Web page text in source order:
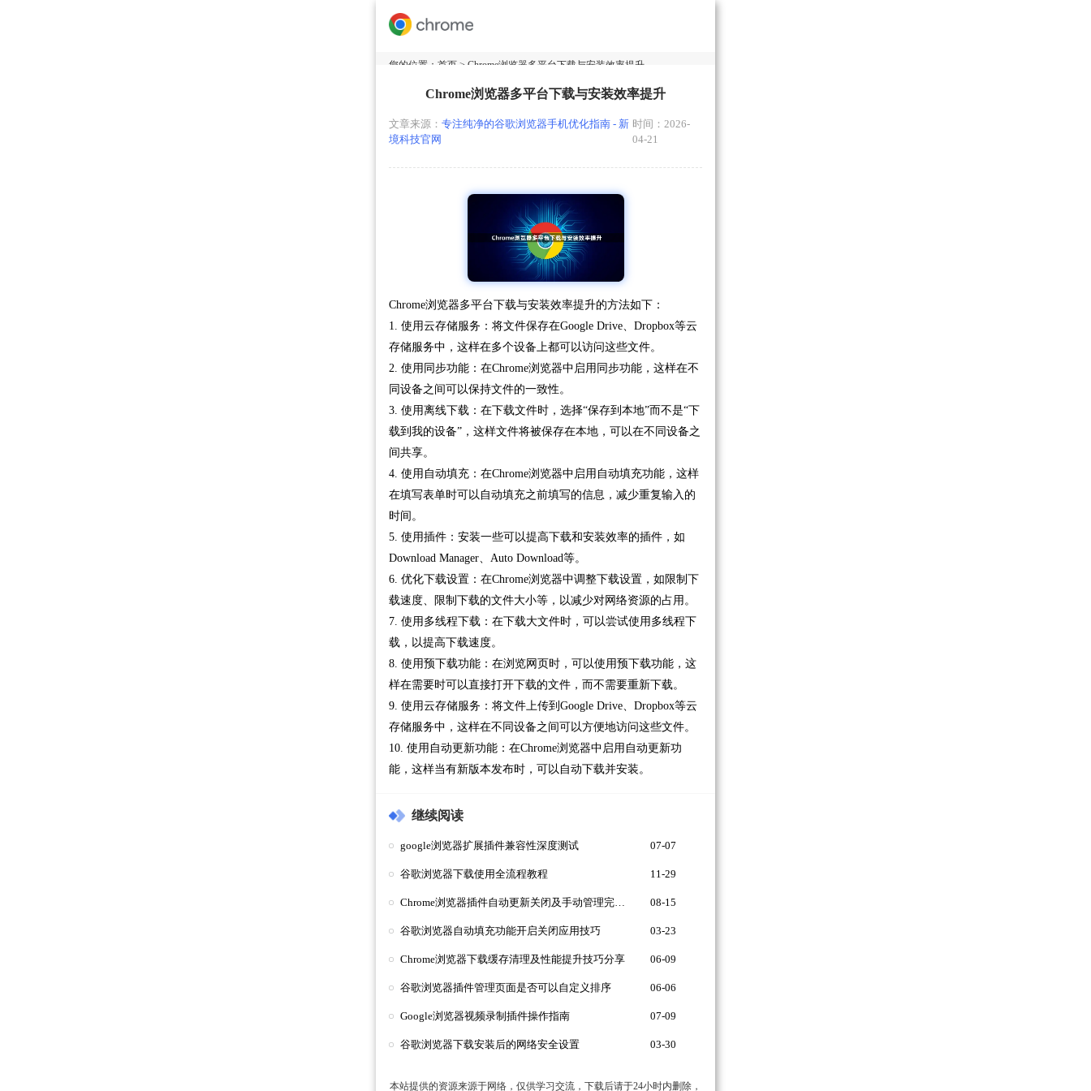
您的位置： 首页 > Chrome浏览器多平台下载与安装效率提升
Chrome浏览器多平台下载与安装效率提升
文章来源： 专注纯净的谷歌浏览器手机优化指南 - 新
境科技官网
时间：2026-
04-21
Chrome浏览器多平台下载与安装效率提升的方法如下：
1. 使用云存储服务：将文件保存在Google Drive、Dropbox等云
存储服务中，这样在多个设备上都可以访问这些文件。
2. 使用同步功能：在Chrome浏览器中启用同步功能，这样在不
同设备之间可以保持文件的一致性。
3. 使用离线下载：在下载文件时，选择“保存到本地”而不是“下
载到我的设备”，这样文件将被保存在本地，可以在不同设备之
间共享。
4. 使用自动填充：在Chrome浏览器中启用自动填充功能，这样
在填写表单时可以自动填充之前填写的信息，减少重复输入的
时间。
5. 使用插件：安装一些可以提高下载和安装效率的插件，如
Download Manager、Auto Download等。
6. 优化下载设置：在Chrome浏览器中调整下载设置，如限制下
载速度、限制下载的文件大小等，以减少对网络资源的占用。
7. 使用多线程下载：在下载大文件时，可以尝试使用多线程下
载，以提高下载速度。
8. 使用预下载功能：在浏览网页时，可以使用预下载功能，这
样在需要时可以直接打开下载的文件，而不需要重新下载。
9. 使用云存储服务：将文件上传到Google Drive、Dropbox等云
存储服务中，这样在不同设备之间可以方便地访问这些文件。
10. 使用自动更新功能：在Chrome浏览器中启用自动更新功
能，这样当有新版本发布时，可以自动下载并安装。
继续阅读
google浏览器扩展插件兼容性深度测试 07-07
谷歌浏览器下载使用全流程教程 11-29
08-15
谷歌浏览器自动填充功能开启关闭应用技巧 03-23
Chrome浏览器下载缓存清理及性能提升技巧分享 06-09
谷歌浏览器插件管理页面是否可以自定义排序 06-06
Google浏览器视频录制插件操作指南 07-09
谷歌浏览器下载安装后的网络安全设置 03-30
本站提供的资源来源于网络，仅供学习交流，下载后请于24小时内删除，